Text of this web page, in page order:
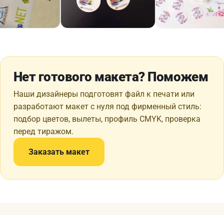
Нет готового макета? Поможем
Наши дизайнеры подготовят файл к печати или
разработают макет с нуля под фирменный стиль:
подбор цветов, вылеты, профиль CMYK, проверка
перед тиражом.
Заказать макет